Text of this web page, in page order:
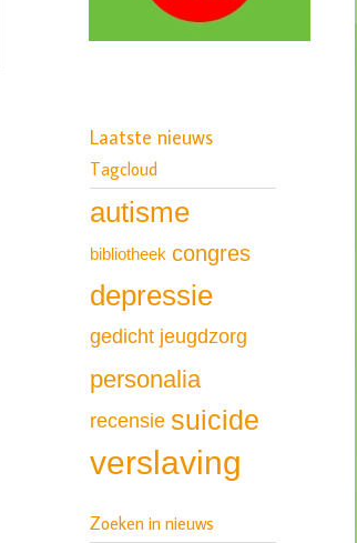
Laatste nieuws
Tagcloud
autisme
bibliotheek congres
depressie
gedicht jeugdzorg
personalia
recensie suicide
verslaving
Zoeken in nieuws